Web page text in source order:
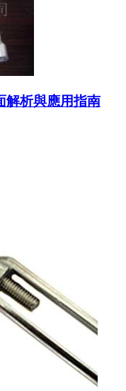
解析與應用指南